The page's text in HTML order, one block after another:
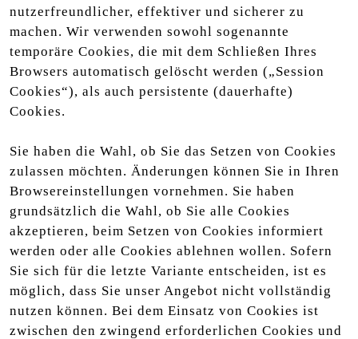
nutzerfreundlicher, effektiver und sicherer zu
machen. Wir verwenden sowohl sogenannte
temporäre Cookies, die mit dem Schließen Ihres
Browsers automatisch gelöscht werden („Session
Cookies“), als auch persistente (dauerhafte)
Cookies.
Sie haben die Wahl, ob Sie das Setzen von Cookies
zulassen möchten. Änderungen können Sie in Ihren
Browsereinstellungen vornehmen. Sie haben
grundsätzlich die Wahl, ob Sie alle Cookies
akzeptieren, beim Setzen von Cookies informiert
werden oder alle Cookies ablehnen wollen. Sofern
Sie sich für die letzte Variante entscheiden, ist es
möglich, dass Sie unser Angebot nicht vollständig
nutzen können. Bei dem Einsatz von Cookies ist
zwischen den zwingend erforderlichen Cookies und